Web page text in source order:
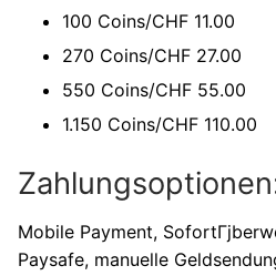
100 Coins/CHF 11.00
270 Coins/CHF 27.00
550 Coins/CHF 55.00
1.150 Coins/CHF 110.00
Mobile Payment,
Paysafe, manuelle